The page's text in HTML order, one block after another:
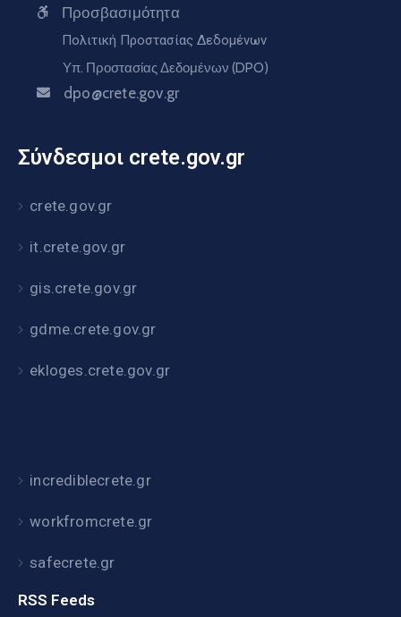
Προσβασιμότητα
Πολιτική Προστασίας Δεδομένων
Υπ. Προστασίας Δεδομένων (DPO)
dpo@crete.gov.gr
Σύνδεσμοι crete.gov.gr
crete.gov.gr
it.crete.gov.gr
gis.crete.gov.gr
gdme.crete.gov.gr
ekloges.crete.gov.gr
incrediblecrete.gr
workfromcrete.gr
safecrete.gr
RSS Feeds